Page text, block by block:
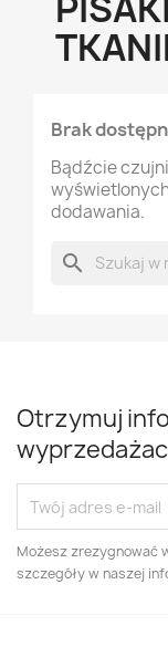
Brak
Bądźcie
dodawania.
search
Otrzymuj
Możesz zrezygnować
szczegóły w naszej